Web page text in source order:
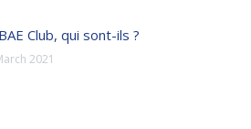
Club, qui sont-ils ?
2021